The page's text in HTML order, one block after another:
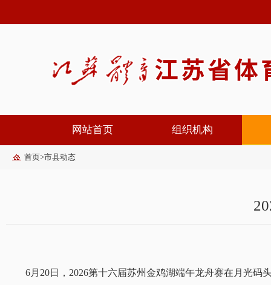
网站首页 组织机构
首页>市县动态
6月20日，2026第十六届苏州金鸡湖端午龙舟赛在月光码